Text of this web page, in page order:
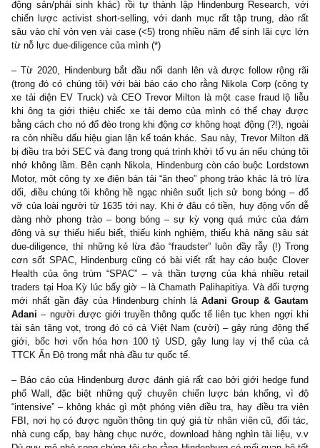
Do Thái, sau đó
thêm bằng tại
of
sau đó làm
trong lĩnh
alternative
(đầu tư thay
phần private
động sản/phái sinh khác) rồi tự thành lập Hindenburg
chiến lược activist short-selling, với danh mục rất tập trung,
sâu vào chỉ vỏn vẹn vài case (<5) trong nhiều năm để sinh lãi
từ nỗ lực due-diligence của mình (*)
– Từ 2020, Hindenburg bắt đầu nổi danh lên và được follow
(trong đó có chúng tôi) với bài báo cáo cho rằng Nikola Corp
xe tải điện EV Truck) và CEO Trevor Milton là một case fraud
khi ông ta giới thiệu chiếc xe tải demo của mình có thể chạy
bằng cách cho nó đổ đèo trong khi động cơ không hoạt động (?!),
ra còn nhiều dấu hiệu gian lận kế toán khác. Sau này, Trevor
bị điều tra bởi SEC và đang trong quá trình khởi tố vụ án nếu
nhớ không lầm. Bên cạnh Nikola, Hindenburg còn cáo buộc
Motor, một công ty xe điện bán tải “ăn theo” phong trào khác là
dối, điều chúng tôi không hề ngạc nhiên suốt lịch sử bong
dàng nhờ phong trào – bong bóng – sự kỳ vọng quá mức của
đông và sự thiếu hiểu biết, thiếu kinh nghiệm, thiếu khả năng
due-diligence, thì những kẻ lừa đảo “fraudster” luôn đầy rẫy (!)
cơn sốt SPAC, Hindenburg cũng có bài viết rất hay cáo buộc
Health của ông trùm “SPAC” – và thần tượng của khá nhiều